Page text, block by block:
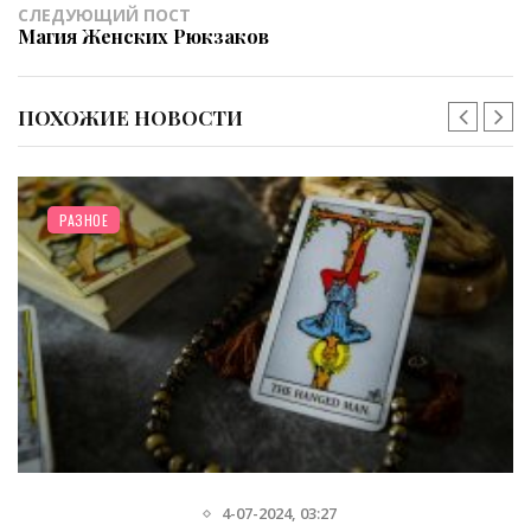
СЛЕДУЮЩИЙ ПОСТ
Магия Женских Рюкзаков
ПОХОЖИЕ НОВОСТИ
ОТНОШЕНИЯ
14-03-2023, 08:52